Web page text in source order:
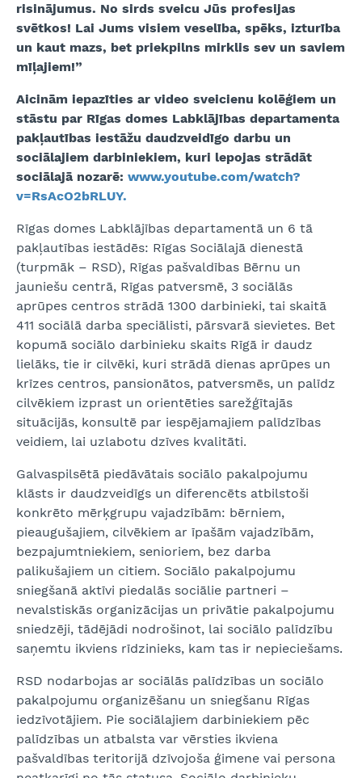
risinājumus. No sirds sveicu Jūs profesijas
svētkos! Lai Jums visiem veselība, spēks, izturība
un kaut mazs, bet priekpilns mirklis sev un saviem
mīļajiem!”
Aicinām iepazīties ar video sveicienu kolēģiem un
stāstu par Rīgas domes Labklājības departamenta
pakļautības iestāžu daudzveidīgo darbu un
sociālajiem darbiniekiem, kuri lepojas strādāt
sociālajā nozarē: www.youtube.com/watch?
v=RsAcO2bRLUY.
Rīgas domes Labklājības departamentā un 6 tā
pakļautības iestādēs: Rīgas Sociālajā dienestā
(turpmāk – RSD), Rīgas pašvaldības Bērnu un
jauniešu centrā, Rīgas patversmē, 3 sociālās
aprūpes centros strādā 1300 darbinieki, tai skaitā
411 sociālā darba speciālisti, pārsvarā sievietes. Bet
kopumā sociālo darbinieku skaits Rīgā ir daudz
lielāks, tie ir cilvēki, kuri strādā dienas aprūpes un
krīzes centros, pansionātos, patversmēs, un palīdz
cilvēkiem izprast un orientēties sarežģītajās
situācijās, konsultē par iespējamajiem palīdzības
veidiem, lai uzlabotu dzīves kvalitāti.
Galvaspilsētā piedāvātais sociālo pakalpojumu
klāsts ir daudzveidīgs un diferencēts atbilstoši
konkrēto mērķgrupu vajadzībām: bērniem,
pieaugušajiem, cilvēkiem ar īpašām vajadzībām,
bezpajumtniekiem, senioriem, bez darba
palikušajiem un citiem. Sociālo pakalpojumu
sniegšanā aktīvi piedalās sociālie partneri –
nevalstiskās organizācijas un privātie pakalpojumu
sniedzēji, tādējādi nodrošinot, lai sociālo palīdzību
saņemtu ikviens rīdzinieks, kam tas ir nepieciešams.
RSD nodarbojas ar sociālās palīdzības un sociālo
pakalpojumu organizēšanu un sniegšanu Rīgas
iedzīvotājiem. Pie sociālajiem darbiniekiem pēc
palīdzības un atbalsta var vērsties ikviena
pašvaldības teritorijā dzīvojoša ģimene vai persona